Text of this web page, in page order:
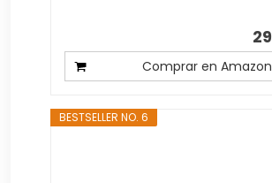
Comprar en Amazon
BESTSELLER NO. 6